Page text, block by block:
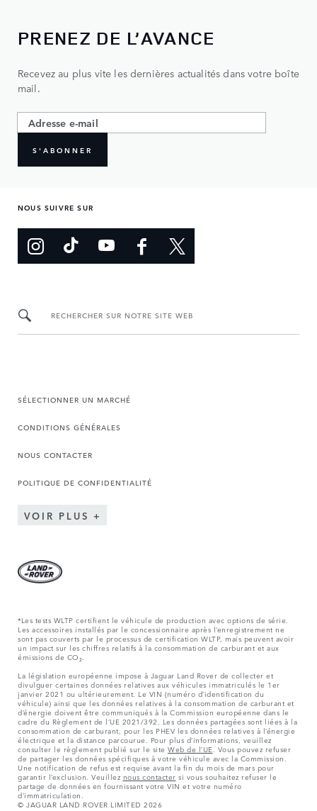
PRENEZ DE L’AVANCE
Recevez au plus vite les dernières actualités dans votre boîte
mail.
S'ABONNER
NOUS SUIVRE SUR
RECHERCHER SUR NOTRE SITE WEB
SÉLECTIONNER UN MARCHÉ
CONDITIONS GÉNÉRALES
NOUS CONTACTER
POLITIQUE DE CONFIDENTIALITÉ
VOIR PLUS
*Les tests WLTP certifient le véhicule de production avec options de série.
Les accessoires installés par le concessionnaire après l’enregistrement ne
sont pas couverts par le processus de certification WLTP, mais peuvent avoir
un impact sur les chiffres relatifs à la consommation de carburant et aux
émissions de CO₂.
La législation européenne impose à Jaguar Land Rover de collecter et
divulguer certaines données relatives aux véhicules immatriculés le 1er
janvier 2021 ou ultérieurement. Le VIN (numéro d’identification du
véhicule) ainsi que les données relatives à la consommation de carburant et
d’énergie doivent être communiqués à la Commission européenne dans le
cadre du Règlement de l’UE 2021/392. Les données partagées sont liées à la
consommation de carburant, pour les PHEV les données relatives à l’énergie
électrique et la distance parcourue. Pour plus d’informations, veuillez
consulter le règlement publié sur le site Web de l’UE. Vous pouvez refuser
de partager les données spécifiques à votre véhicule avec la Commission.
Une notification de refus est requise avant la fin du mois de mars pour
garantir l’exclusion. Veuillez nous contacter si vous souhaitez refuser le
partage de données en fournissant votre VIN et votre numéro
d’immatriculation.
© JAGUAR LAND ROVER LIMITED 2026